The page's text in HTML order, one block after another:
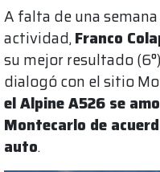
A falta de una
actividad,Franco
su mejor resultado
dialogó con el sitio
el Alpine A526 se
Montecarlo de
auto.